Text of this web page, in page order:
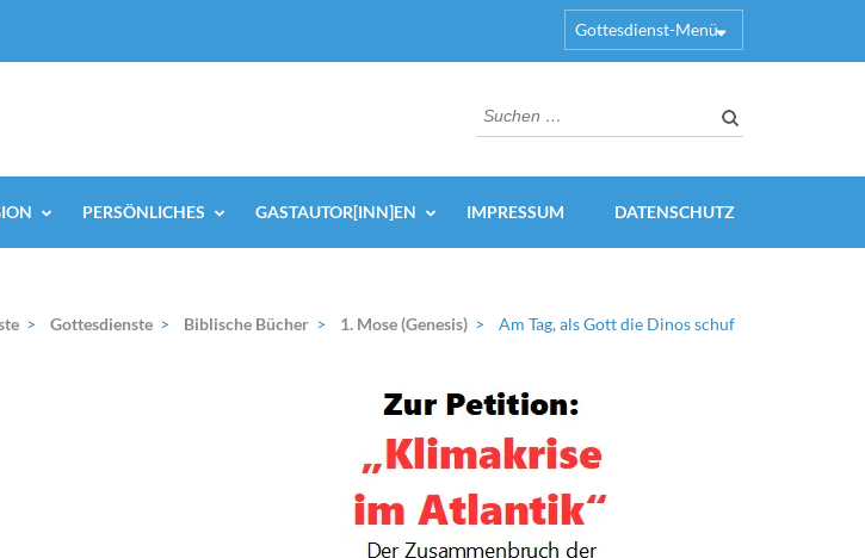
Gottesdienst-Menü
Suchen
nach:
PERSÖNLICHES GASTAUTOR[INN]EN IMPRESSUM DATENSCHUTZ
> Gottesdienste > Biblische Bücher > 1. Mose (Genesis) > Am Tag, als Gott die Dinos schuf